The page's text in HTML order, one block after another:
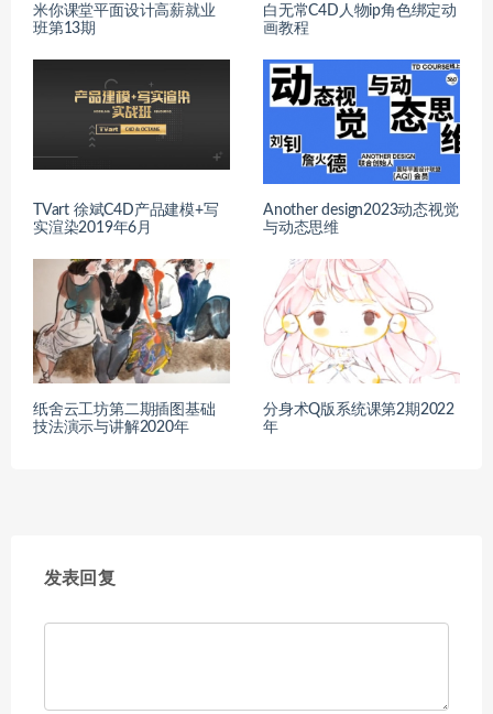
米你课堂平面设计高薪就业
班第13期
白无常C4D人物ip角色绑定动
画教程
TVart 徐斌C4D产品建模+写
实渲染2019年6月
Another design2023动态视觉
与动态思维
纸舍云工坊第二期插图基础
技法演示与讲解2020年
分身术Q版系统课第2期2022
年
发表回复